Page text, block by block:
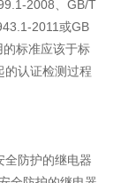
2008、GB/T
2011或GB
标准应该于标
的认证检测过程
防护的继电器